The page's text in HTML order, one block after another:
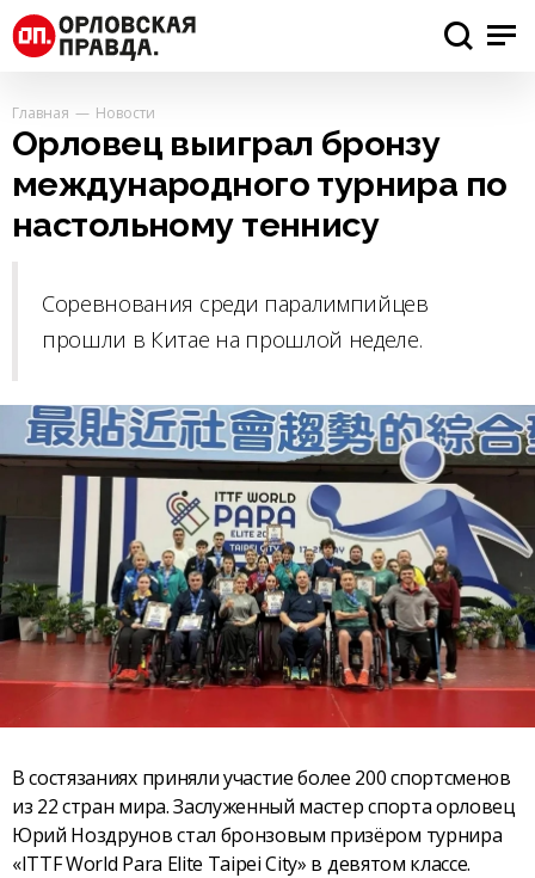
Главная Новости
Орловец выиграл бронзу
международного турнира по
настольному теннису
Соревнования среди паралимпийцев
прошли в Китае на прошлой неделе.
В состязаниях приняли участие более 200 спортсменов
из 22 стран мира. Заслуженный мастер спорта орловец
Юрий Ноздрунов стал бронзовым призёром турнира
«ITTF World Para Elite Taipei City» в девятом классе.